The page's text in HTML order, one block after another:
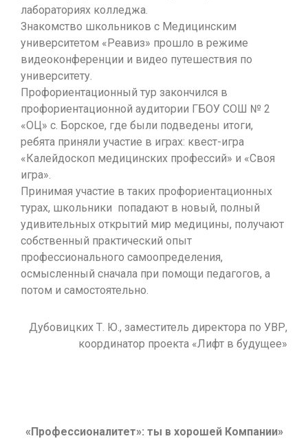
лабораториях колледжа.
Знакомство школьников с Медицинским
университетом «Реавиз» прошло в режиме
видеоконференции и видео путешествия по
университету.
Профориентационный тур закончился в
профориентационной аудитории ГБОУ СОШ № 2
«ОЦ» с. Борское, где были подведены итоги,
ребята приняли участие в играх: квест-игра
«Калейдоскоп медицинских профессий» и «Своя
игра».
Принимая участие в таких профориентационных
турах, школьники попадают в новый, полный
удивительных открытий мир медицины, получают
собственный практический опыт
профессионального самоопределения,
осмысленный сначала при помощи педагогов, а
потом и самостоятельно.
Дубовицких Т. Ю., заместитель директора по УВР,
координатор проекта «Лифт в будущее»
«Профессионалитет»: ты в хорошей Компании»